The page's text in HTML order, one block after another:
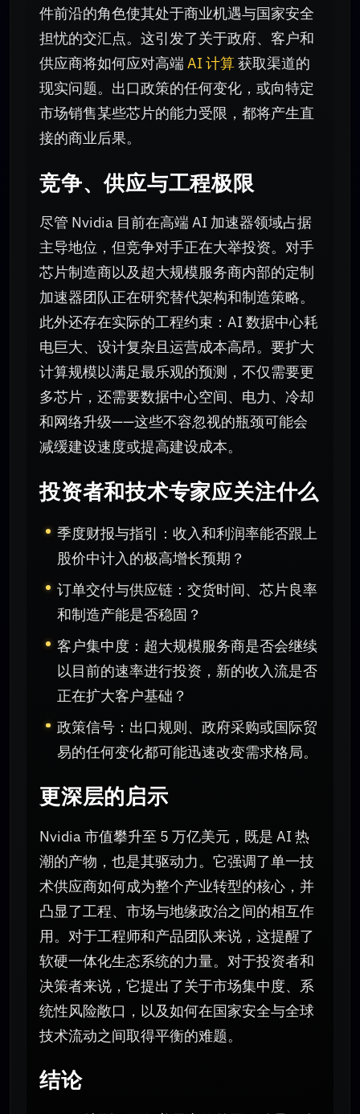
件前沿的角色使其处于商业机遇与国家安全
担忧的交汇点。这引发了关于政府、客户和
供应商将如何应对高端AI 计算获取渠道的
现实问题。出口政策的任何变化，或向特定
市场销售某些芯片的能力受限，都将产生直
接的商业后果。
竞争、供应与工程极限
尽管 Nvidia 目前在高端 AI 加速器领域占据
主导地位，但竞争对手正在大举投资。对手
芯片制造商以及超大规模服务商内部的定制
加速器团队正在研究替代架构和制造策略。
此外还存在实际的工程约束：AI 数据中心耗
电巨大、设计复杂且运营成本高昂。要扩大
计算规模以满足最乐观的预测，不仅需要更
多芯片，还需要数据中心空间、电力、冷却
和网络升级——这些不容忽视的瓶颈可能会
减缓建设速度或提高建设成本。
投资者和技术专家应关注什么
季度财报与指引：收入和利润率能否跟上
股价中计入的极高增长预期？
订单交付与供应链：交货时间、芯片良率
和制造产能是否稳固？
客户集中度：超大规模服务商是否会继续
以目前的速率进行投资，新的收入流是否
正在扩大客户基础？
政策信号：出口规则、政府采购或国际贸
易的任何变化都可能迅速改变需求格局。
更深层的启示
Nvidia 市值攀升至 5 万亿美元，既是 AI 热
潮的产物，也是其驱动力。它强调了单一技
术供应商如何成为整个产业转型的核心，并
凸显了工程、市场与地缘政治之间的相互作
用。对于工程师和产品团队来说，这提醒了
软硬一体化生态系统的力量。对于投资者和
决策者来说，它提出了关于市场集中度、系
统性风险敞口，以及如何在国家安全与全球
技术流动之间取得平衡的难题。
结论